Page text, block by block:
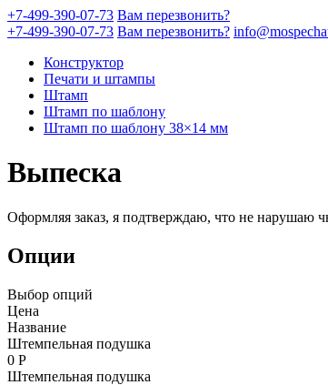
+7-499-390-07-73 Вам перезвонить?
+7-499-390-07-73 Вам перезвонить?
Конструктор
Печати и штампы
Штамп
Штамп по шаблону
Штамп по шаблону 38×14 мм
Выпеска
Оформляя заказ, я подтверждаю, что не нарушаю
Опции
Выбор опций
Цена
Название
Штемпельная подушка
0 Р
Штемпельная подушка